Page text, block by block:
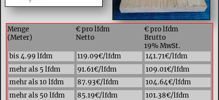
Menge
(Meter)
€ pro lfdm
Netto
€ pro lfdm
Brutto
19% MwSt.
bis 4.99 lfdm
119.09€/lfdm
141.71€/lfdm
mehr als 5 lfdm
91.61€/lfdm
109.01€/lfdm
mehr als 10 lfdm
87.93€/lfdm
104.64€/lfdm
mehr als 50 lfdm
85.19€/lfdm
101.38€/lfdm